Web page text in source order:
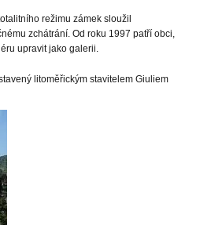
režimu zámek sloužil
zchátrání. Od roku 1997 patří obci,
upravit jako galerii.
litoměřickým stavitelem Giuliem